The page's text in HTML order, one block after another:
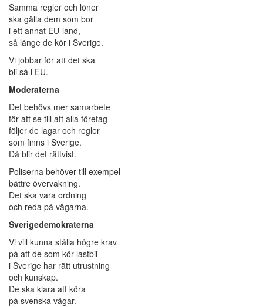
Samma regler och löner
ska gälla dem som bor
i ett annat EU-land,
så länge de kör i Sverige.
Vi jobbar för att det ska
bli så i EU.
Moderaterna
Det behövs mer samarbete
för att se till att alla företag
följer de lagar och regler
som finns i Sverige.
Då blir det rättvist.
Poliserna behöver till exempel
bättre övervakning.
Det ska vara ordning
och reda på vägarna.
Sverigedemokraterna
Vi vill kunna ställa högre krav
på att de som kör lastbil
i Sverige har rätt utrustning
och kunskap.
De ska klara att köra
på svenska vägar.